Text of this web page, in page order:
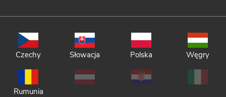
Czechy Słowacja Polska Węgry
Rumunia